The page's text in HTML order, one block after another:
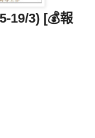
19/3) [💰報